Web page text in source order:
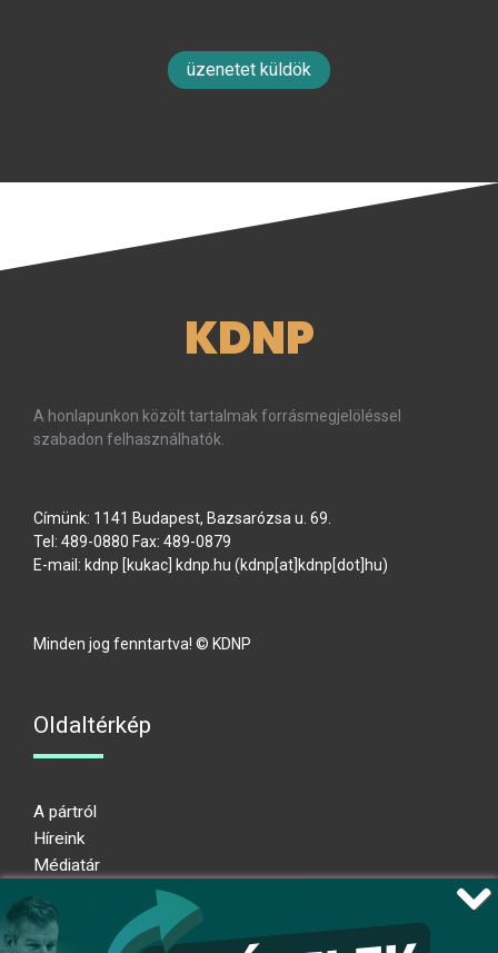
üzenetet küldök
KDNP
A honlapunkon közölt tartalmak forrásmegjelöléssel
szabadon felhasználhatók.
Címünk: 1141 Budapest, Bazsarózsa u. 69.
Tel: 489-0880 Fax: 489-0879
E-mail: kdnp [kukac] kdnp.hu (kdnp[at]kdnp[dot]hu)
Minden jog fenntartva! © KDNP
Oldaltérkép
A pártról
Híreink
Médiatár
Adatkezelési nyilatkozat
Átláthatósági nyilatkozat